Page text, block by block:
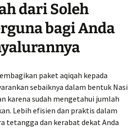
dari Soleh
bagi Anda
paket aqiqah kepada
sebaiknya dalam bentuk Nasi
karena sudah mengetahui jumlah
Lebih efisien dan praktis dalam
tetangga dan kerabat dekat Anda